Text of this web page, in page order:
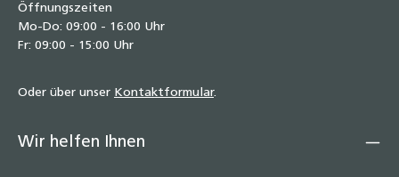
Öffnungszeiten
Mo-Do: 09:00 - 16:00 Uhr
Fr: 09:00 - 15:00 Uhr
Oder über unser Kontaktformular.
Wir helfen Ihnen